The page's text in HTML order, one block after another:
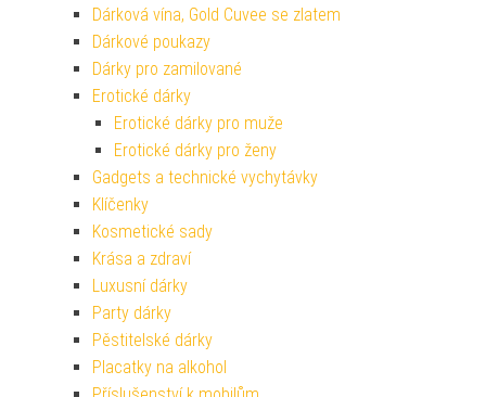
Dárková vína, Gold Cuvee se zlatem
Dárkové poukazy
Dárky pro zamilované
Erotické dárky
Erotické dárky pro muže
Erotické dárky pro ženy
Gadgets a technické vychytávky
Klíčenky
Kosmetické sady
Krása a zdraví
Luxusní dárky
Party dárky
Pěstitelské dárky
Placatky na alkohol